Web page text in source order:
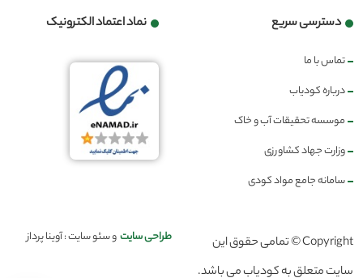
دسترسی سریع
تماس با ما
درباره کودیاب
موسسه تحقیقات آب و خاک
وزارت جهاد کشاورزی
سامانه جامع مواد کودی
نماد اعتماد الکترونیک
Copyright © تمامی حقوق این
سایت متعلق به کودیاب می باشد.
طراحی سایتو سئو سایت : آوینا پرداز